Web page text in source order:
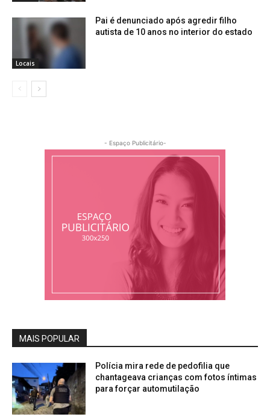
Locais
Pai é denunciado após agredir filho
autista de 10 anos no interior do estado
- Espaço Publicitário-
MAIS POPULAR
Polícia mira rede de pedofilia que
chantageava crianças com fotos íntimas
para forçar automutilação